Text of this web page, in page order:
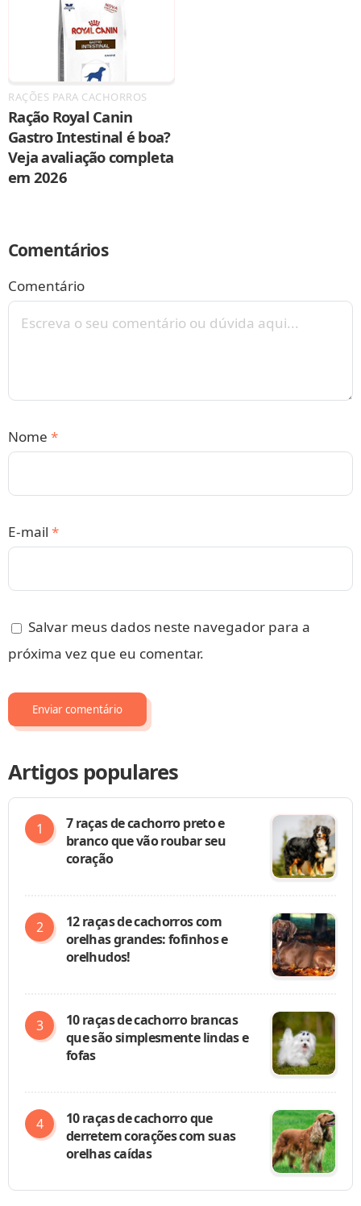
RAÇÕES PARA CACHORROS
Ração Royal Canin
Gastro Intestinal é boa?
Veja avaliação completa
em 2026
Comentários
Comentário
Nome *
E-mail *
Salvar meus dados neste navegador para a
próxima vez que eu comentar.
Artigos populares
7 raças de cachorro preto e
branco que vão roubar seu
coração
12 raças de cachorros com
orelhas grandes: fofinhos e
orelhudos!
10 raças de cachorro brancas
que são simplesmente lindas e
fofas
10 raças de cachorro que
derretem corações com suas
orelhas caídas